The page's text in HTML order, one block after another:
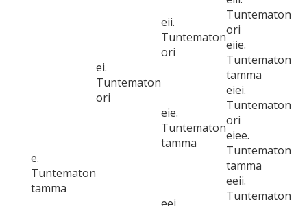
e.
Tuntematon
tamma
ei.
Tuntematon
ori
eii.
Tuntematon
ori
Tuntematon
ori
eiie.
Tuntematon
tamma
eie.
Tuntematon
tamma
eiei.
Tuntematon
ori
eiee.
Tuntematon
tamma
eeii.
Tuntematon